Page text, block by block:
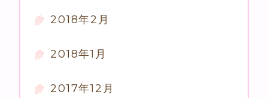
2018年2月
2018年1月
2017年12月